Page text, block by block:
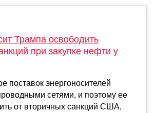
Трампа освободить
при закупке нефти у
поставок энергоносителей
сетями, и поэтому ее
от вторичных санкций США,